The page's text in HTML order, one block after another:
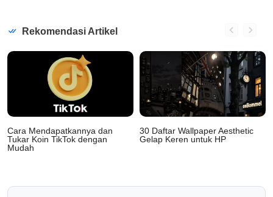
Rekomendasi Artikel
Cara Mendapatkannya dan
Tukar Koin TikTok dengan
Mudah
30 Daftar Wallpaper Aesthetic
Gelap Keren untuk HP